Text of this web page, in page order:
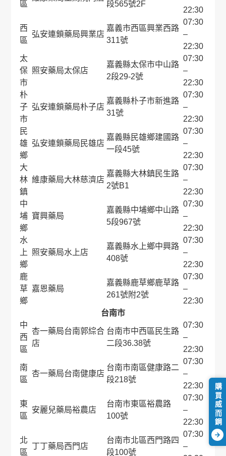
購買威而鋼

區
段565號2F
22:30
西
區
弘安連鎖藥局興業店
嘉義市西區興業西路
311號
07:30
–
22:30
太
保
市
照安藥局太保店
嘉義縣太保市中山路
2段29-2號
07:30
–
22:30
朴
子
市
弘安連鎖藥局朴子店
嘉義縣朴子市新進路
31號
07:30
–
22:30
民
雄
鄉
弘安連鎖藥局民雄店
嘉義縣民雄鄉建國路
一段45號
07:30
–
22:30
大
林
鎮
維康藥局大林慈濟店
嘉義縣大林鎮民生路
2號B1
07:30
–
22:30
中
埔
鄉
寶興藥局
嘉義縣中埔鄉中山路
5段967號
07:30
–
22:30
水
上
鄉
照安藥局水上店
嘉義縣水上鄉中興路
408號
07:30
–
22:30
鹿
草
鄉
嘉恩藥局
嘉義縣鹿草鄉鹿草路
261號附2號
07:30
–
22:30
台南市
中
西
區
杏一藥局台南郭綜合
店
台南市中西區民生路
二段36.38號
07:30
–
22:30
南
區
杏一藥局台南健康店
台南市南區健康路二
段218號
07:30
–
22:30
東
區
安麗兒藥局裕農店
台南市東區裕農路
100號
07:30
–
22:30
北
區
丁丁藥局西門店
台南市北區西門路四
段100號
07:30
–